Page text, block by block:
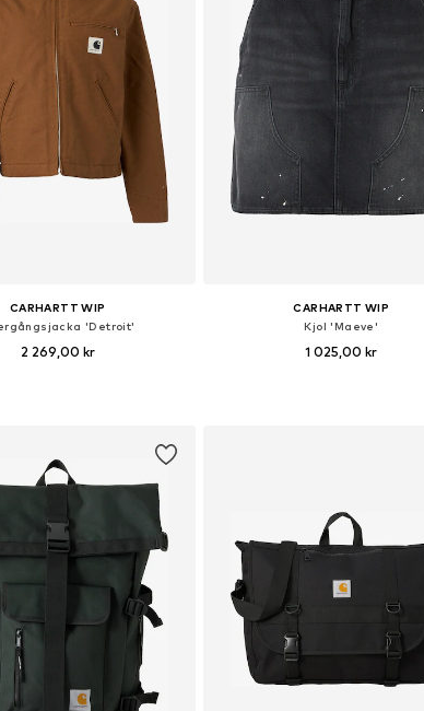
CARHARTT WIP
'Detroit'
2 269,00 kr
CARHARTT WIP
Kjol 'Maeve'
1 025,00 kr